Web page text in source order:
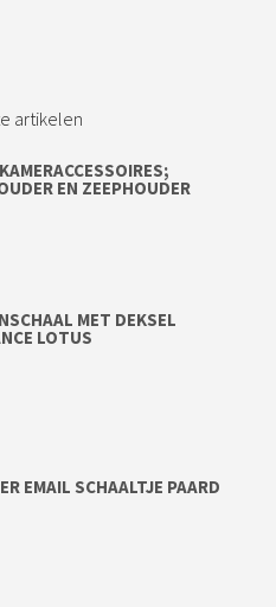
artikelen
EN ZEEPHOUDER
MET DEKSEL
LOTUS
EMAIL SCHAALTJE PAARD